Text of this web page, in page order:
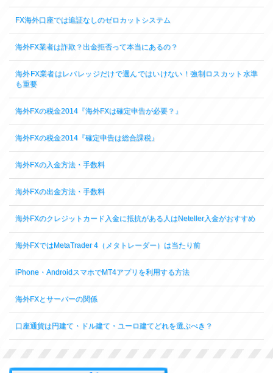
FX海外口座では追証なしのゼロカットシステム
海外FX業者は詐欺？出金拒否って本当にあるの？
海外FX業者はレバレッジだけで選んではいけない！強制ロスカット水準
も重要
海外FXの税金2014『海外FXは確定申告が必要？』
海外FXの税金2014『確定申告は総合課税』
海外FXの入金方法・手数料
海外FXの出金方法・手数料
海外FXのクレジットカード入金に抵抗がある人はNeteller入金がおすすめ
海外FXではMetaTrader 4（メタトレーダー）は当たり前
iPhone・AndroidスマホでMT4アプリを利用する方法
海外FXとサーバーの関係
口座通貨は円建て・ドル建て・ユーロ建てどれを選ぶべき？